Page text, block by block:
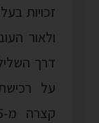
זכויות
ולאור
דרך
על